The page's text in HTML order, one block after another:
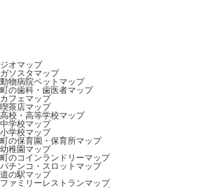
ジオマップ
ガソスタマップ
動物病院ペットマップ
町の歯科・歯医者マップ
カフェマップ
喫茶店マップ
高校・高等学校マップ
中学校マップ
小学校マップ
町の保育園・保育所マップ
幼稚園マップ
町のコインランドリーマップ
パチンコ・スロットマップ
道の駅マップ
ファミリーレストランマップ